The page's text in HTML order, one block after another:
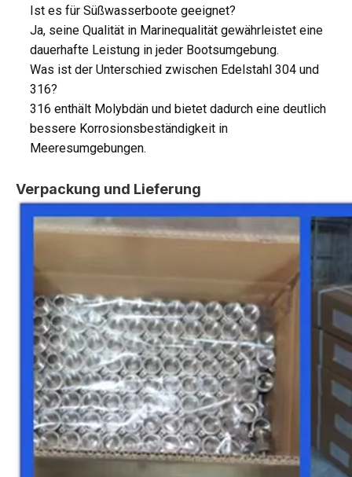
Ist es für Süßwasserboote geeignet?
Ja, seine Qualität in Marinequalität gewährleistet eine
dauerhafte Leistung in jeder Bootsumgebung.
Was ist der Unterschied zwischen Edelstahl 304 und
316?
316 enthält Molybdän und bietet dadurch eine deutlich
bessere Korrosionsbeständigkeit in
Meeresumgebungen.
Verpackung und Lieferung